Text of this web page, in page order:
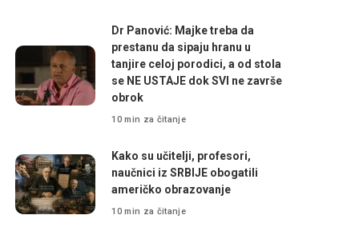
Dr Panović: Majke treba da
prestanu da sipaju hranu u
tanjire celoj porodici, a od stola
se NE USTAJE dok SVI ne završe
obrok
10 min za čitanje
Kako su učitelji, profesori,
naučnici iz SRBIJE obogatili
američko obrazovanje
10 min za čitanje